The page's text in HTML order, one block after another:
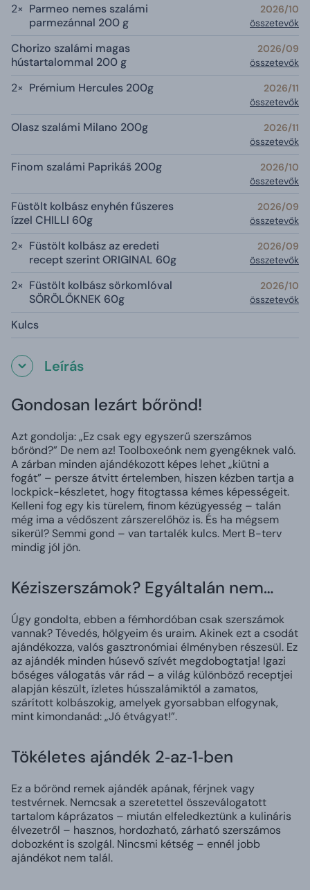
2× Parmeo nemes szalámi
parmezánnal 200 g
2026/10
összetevők
Chorizo ​​szalámi magas
hústartalommal 200 g
2026/09
összetevők
2× Prémium Hercules 200g
2026/11
összetevők
Olasz szalámi Milano 200g
2026/11
összetevők
Finom szalámi Paprikáš 200g
2026/10
összetevők
Füstölt kolbász enyhén fűszeres
ízzel CHILLI 60g
2026/09
összetevők
2× Füstölt kolbász az eredeti
recept szerint ORIGINAL 60g
2026/09
összetevők
2× Füstölt kolbász sörkomlóval
SÖRÖLŐKNEK 60g
2026/10
összetevők
Kulcs
Leírás
Gondosan lezárt bőrönd!
Azt gondolja: „Ez csak egy egyszerű szerszámos
bőrönd?” De nem az! Toolboxeónk nem gyengéknek való.
A zárban minden ajándékozott képes lehet „kiütni a
fogát” – persze átvitt értelemben, hiszen kézben tartja a
lockpick-készletet, hogy fitogtassa kémes képességeit.
Kelleni fog egy kis türelem, finom kézügyesség – talán
még ima a védőszent zárszerelőhöz is. És ha mégsem
sikerül? Semmi gond – van tartalék kulcs. Mert B-terv
mindig jól jön.
Kéziszerszámok? Egyáltalán nem…
Úgy gondolta, ebben a fémhordóban csak szerszámok
vannak? Tévedés, hölgyeim és uraim. Akinek ezt a csodát
ajándékozza, valós gasztronómiai élményben részesül. Ez
az ajándék minden húsevő szívét megdobogtatja! Igazi
bőséges válogatás vár rád – a világ különböző receptjei
alapján készült, ízletes hússzalámiktól a zamatos,
szárított kolbászokig, amelyek gyorsabban elfogynak,
mint kimondanád: „Jó étvágyat!”.
Tökéletes ajándék 2‑az‑1‑ben
Ez a bőrönd remek ajándék apának, férjnek vagy
testvérnek. Nemcsak a szeretettel összeválogatott
tartalom káprázatos – miután elfeledkeztünk a kulináris
élvezetről – hasznos, hordozható, zárható szerszámos
dobozként is szolgál. Nincsmi kétség – ennél jobb
ajándékot nem talál.